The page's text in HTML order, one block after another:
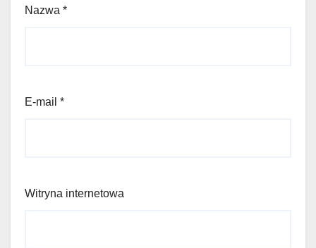
Nazwa *
E-mail *
Witryna internetowa